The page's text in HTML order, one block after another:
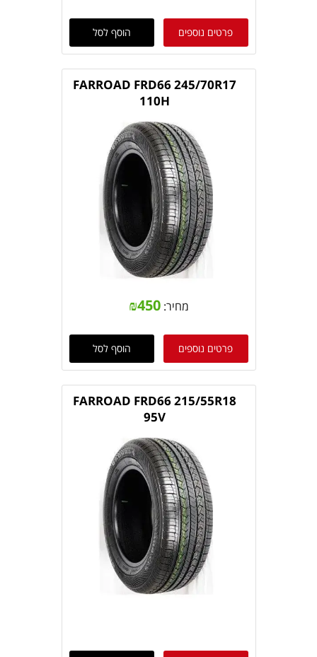
פרטים נוספים הוסף לסל
FARROAD FRD66 245/70R17
110H
מחיר: ₪450
פרטים נוספים הוסף לסל
FARROAD FRD66 215/55R18
95V